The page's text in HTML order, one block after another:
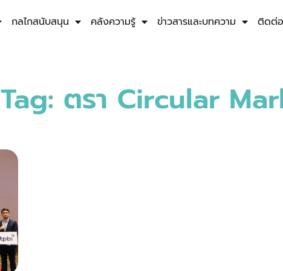
กลไกสนับสนุน คลังความรู้ ข่าวสารและบทความ ติดต่อ
Tag: ตรา Circular